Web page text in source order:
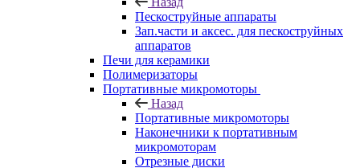
Пескоструйные аппараты
Зап.части и аксес. для пескоструйных
аппаратов
Печи для керамики
Полимеризаторы
Портативные микромоторы
Назад
Портативные микромоторы
Наконечники к портативным
микромоторам
Отрезные диски